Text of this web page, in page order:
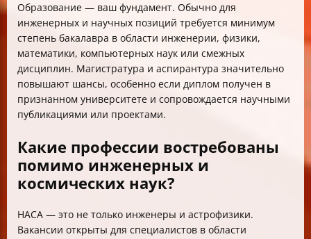
Образование — ваш фундамент. Обычно для
инженерных и научных позиций требуется минимум
степень бакалавра в области инженерии, физики,
математики, компьютерных наук или смежных
дисциплин. Магистратура и аспирантура значительно
повышают шансы, особенно если диплом получен в
признанном университете и сопровождается научными
публикациями или проектами.
Какие профессии востребованы
помимо инженерных и
космических наук?
НАСА — это не только инженеры и астрофизики.
Вакансии открыты для специалистов в области